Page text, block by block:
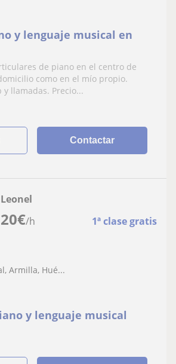
y lenguaje musical en
de piano en el centro de
como en el mío propio.
llamadas. Precio...
Contactar
20€/h 1ª clase gratis
Leonel
Armilla, Hué...
y lenguaje musical